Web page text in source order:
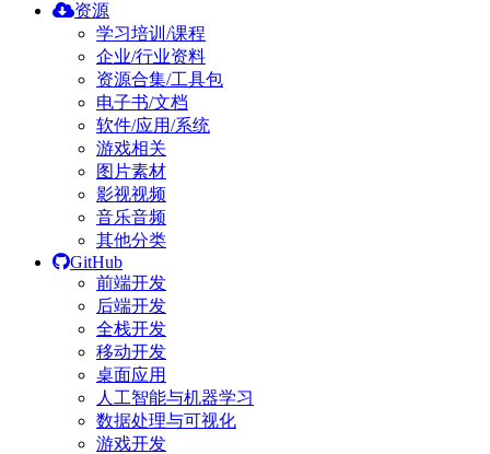
资源
学习培训/课程
企业/行业资料
资源合集/工具包
电子书/文档
软件/应用/系统
游戏相关
图片素材
影视视频
音乐音频
其他分类
GitHub
前端开发
后端开发
全栈开发
移动开发
桌面应用
人工智能与机器学习
数据处理与可视化
游戏开发